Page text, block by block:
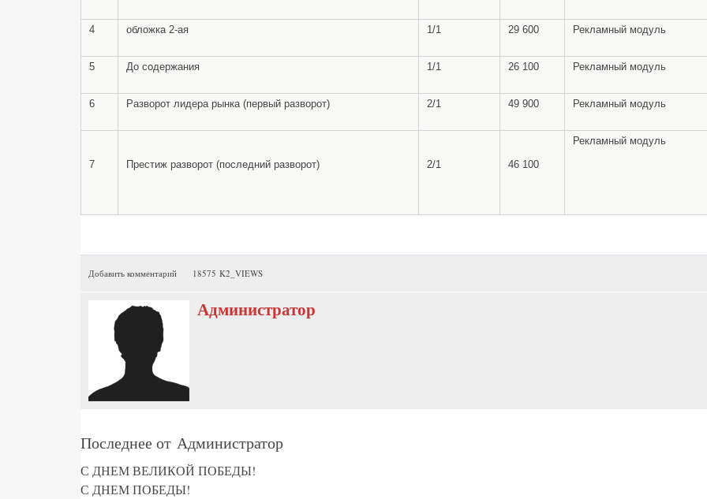
4 обложка 2-ая 1/1 29 600 Рекламный модуль
5 До содержания 1/1 26 100 Рекламный модуль
6 Разворот лидера рынка (первый разворот) 2/1 49 900 Рекламный модуль
7 Престиж разворот (последний разворот) 2/1 46 100
Рекламный модуль
Добавить комментарий 18575 K2_VIEWS
Администратор
Последнее от Администратор
С ДНЕМ ВЕЛИКОЙ ПОБЕДЫ!
С ДНЕМ ПОБЕДЫ!